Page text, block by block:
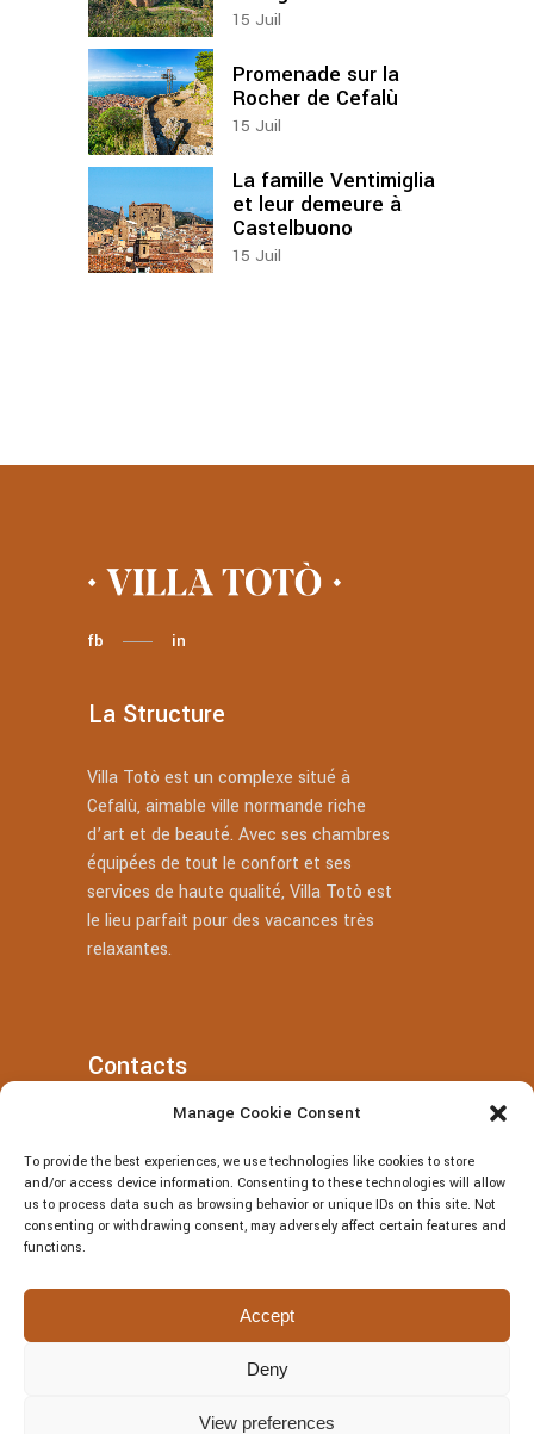
Manage Cookie Consent
To provide the best experiences, we use technologies like cookies to store
and/or access device information. Consenting to these technologies will allow
us to process data such as browsing behavior or unique IDs on this site. Not
consenting or withdrawing consent, may adversely affect certain features and
functions.
Accept
Deny
View preferences
15 Juil
Promenade sur la
Rocher de Cefalù
15 Juil
La famille Ventimiglia
et leur demeure à
Castelbuono
15 Juil
fb in
La Structure
Villa Totò est un complexe situé à
Cefalù, aimable ville normande riche
d’art et de beauté. Avec ses chambres
équipées de tout le confort et ses
services de haute qualité, Villa Totò est
le lieu parfait pour des vacances très
relaxantes.
Contacts
+39 377 318 3700
villatotocefalu@gmail.com
Via Vitaliano Brancati, 50, Cefalù
© Villa Totò P.Iva: 06614230826 – CIR: